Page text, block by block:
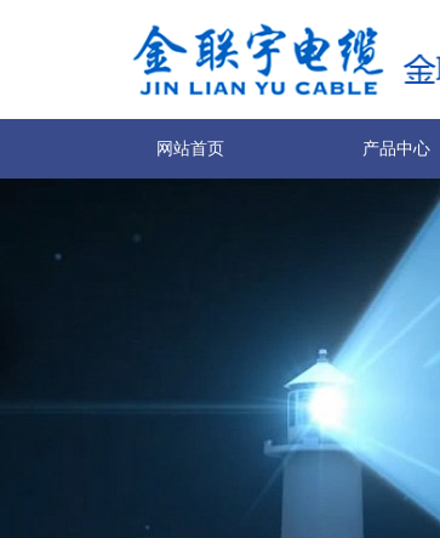
网站首页 产品中心